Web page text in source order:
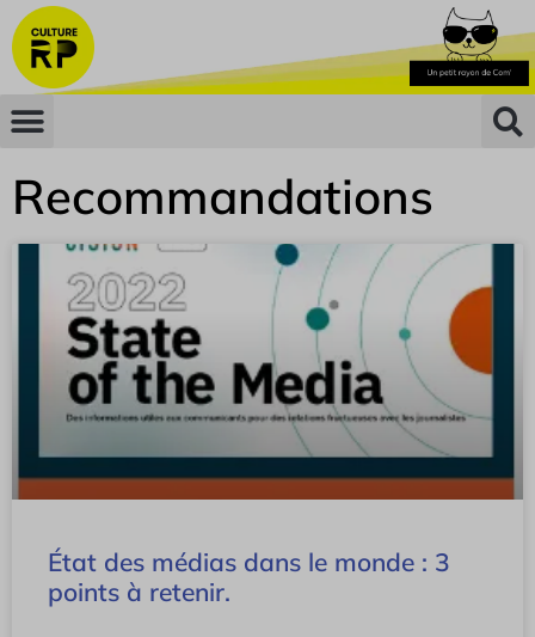
Recommandations
État des médias dans le monde : 3
points à retenir.